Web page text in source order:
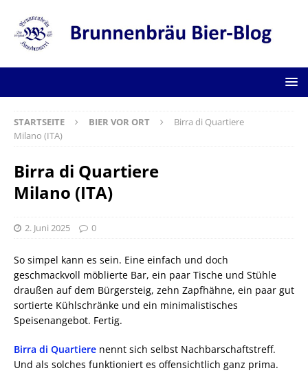
STARTSEITE BIER VOR ORT
Birra di Quartiere
Milano (ITA)
Birra di Quartiere
Milano (ITA)
2. Juni 2025 0
So simpel kann es sein. Eine einfach und doch
geschmackvoll möblierte Bar, ein paar Tische und Stühle
draußen auf dem Bürgersteig, zehn Zapfhähne, ein paar gut
sortierte Kühlschränke und ein minimalistisches
Speisenangebot. Fertig.
Birra di Quartiere nennt sich selbst Nachbarschaftstreff.
Und als solches funktioniert es offensichtlich ganz prima.